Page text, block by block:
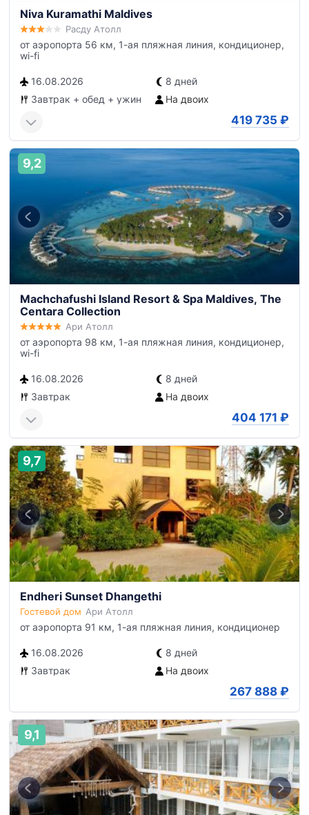
Niva Kuramathi Maldives
Расду Атолл
от аэропорта 56 км, 1-ая пляжная линия, кондиционер,
wi-fi
16.08.2026
8 дней
Завтрак + обед + ужин
На двоих
419 735 ₽
9,2
Machchafushi Island Resort & Spa Maldives, The
Centara Collection
Ари Атолл
от аэропорта 98 км, 1-ая пляжная линия, кондиционер,
wi-fi
16.08.2026
8 дней
Завтрак
На двоих
404 171 ₽
9,7
Endheri Sunset Dhangethi
Гостевой дом Ари Атолл
от аэропорта 91 км, 1-ая пляжная линия, кондиционер
16.08.2026
8 дней
Завтрак
На двоих
267 888 ₽
9,1